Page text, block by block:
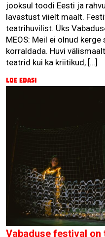
jooksul toodi Eesti ja
lavastust viielt maalt.
teatrihuvilist. Üks
MEOS: Meil ei olnud
korraldada. Huvi
teatrid kui ka kriitikud, […]
Loe edasi
Vabaduse festival on